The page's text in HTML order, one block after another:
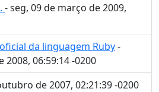
- seg, 09 de março de 2009,
da linguagem Ruby-
06:59:14 -0200
de 2007, 02:21:39 -0200